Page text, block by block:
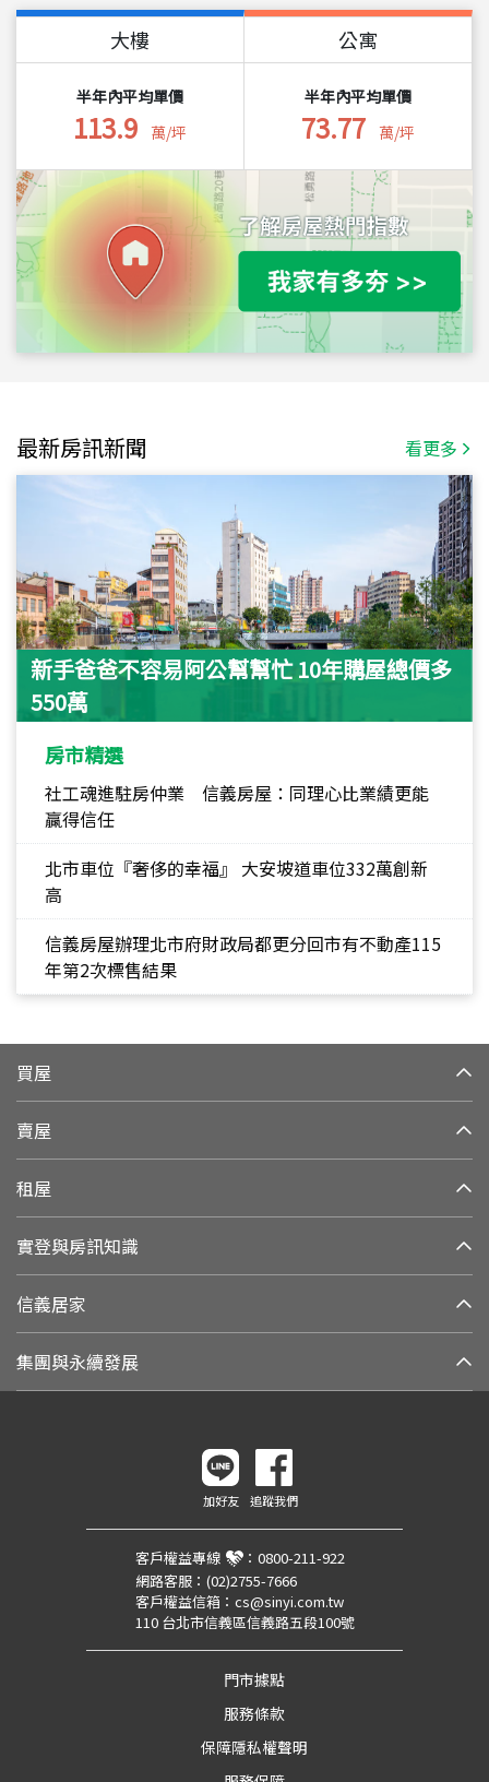
大樓
半年內平均單價
113.9 萬/坪
公寓
半年內平均單價
73.77 萬/坪
最新房訊新聞 看更多
新手爸爸不容易阿公幫幫忙 10年購屋總價多
550萬
房市精選
社工魂進駐房仲業 信義房屋：同理心比業績更能
贏得信任
北市車位『奢侈的幸福』 大安坡道車位332萬創新
高
信義房屋辦理北市府財政局都更分回市有不動產115
年第2次標售結果
買屋
賣屋
租屋
實登與房訊知識
信義居家
集團與永續發展
加好友 追蹤我們
客戶權益專線 ： 0800-211-922
網路客服： (02)2755-7666
客戶權益信箱： cs@sinyi.com.tw
110 台北市信義區信義路五段100號
門市據點
服務條款
保障隱私權聲明